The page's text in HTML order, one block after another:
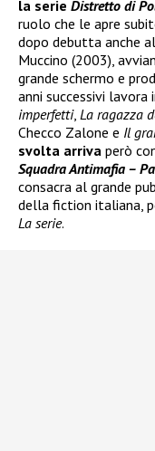
la serie Distretto di
ruolo che le apre
dopo debutta anche
Muccino (2003),
grande schermo e
anni successivi
imperfetti, La ragazza
Checco Zalone e Il
svolta arriva però
Squadra Antimafia –
consacra al grande
della fiction italiana,
La serie.